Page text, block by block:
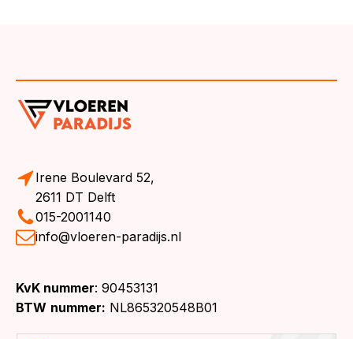
Irene Boulevard 52,
2611 DT Delft
015-2001140
info@vloeren-paradijs.nl
KvK nummer: 90453131
BTW nummer: NL865320548B01